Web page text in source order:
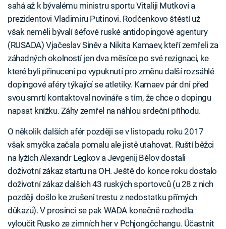
sahá až k bývalému ministru sportu Vitaliji Mutkovi a
prezidentovi Vladimiru Putinovi. Rodčenkovo štěstí už
však neměli bývalí šéfové ruské antidopingové agentury
(RUSADA) Vjačeslav Siněv a Nikita Kamaev, kteří zemřeli za
záhadných okolností jen dva měsíce po své rezignaci, ke
které byli přinuceni po vypuknutí pro změnu další rozsáhlé
dopingové aféry týkající se atletiky. Kamaev pár dní před
svou smrtí kontaktoval novináře s tím, že chce o dopingu
napsat knížku. Záhy zemřel na náhlou srdeční příhodu.
O několik dalších afér později se v listopadu roku 2017
však smyčka začala pomalu ale jistě utahovat. Ruští běžci
na lyžích Alexandr Legkov a Jevgenij Bělov dostali
doživotní zákaz startu na OH. Ještě do konce roku dostalo
doživotní zákaz dalších 43 ruských sportovců (u 28 z nich
později došlo ke zrušení trestu z nedostatku přímých
důkazů). V prosinci se pak WADA konečně rozhodla
vyloučit Rusko ze zimních her v Pchjongčchangu. Účastnit